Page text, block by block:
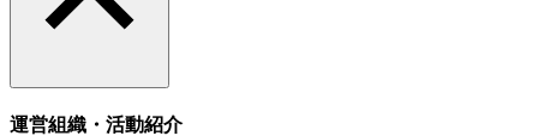
運営組織・活動紹介